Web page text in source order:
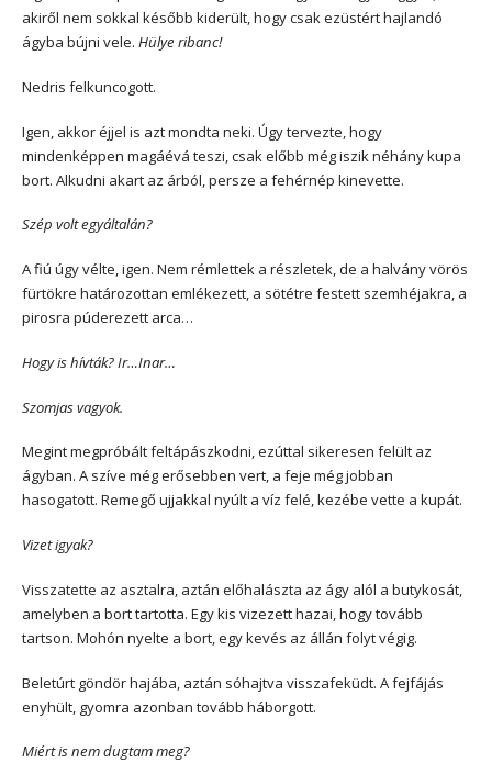
akiről nem sokkal később kiderült, hogy csak ezüstért hajlandó
ágyba bújni vele. Hülye ribanc!
Nedris felkuncogott.
Igen, akkor éjjel is azt mondta neki. Úgy tervezte, hogy
mindenképpen magáévá teszi, csak előbb még iszik néhány kupa
bort. Alkudni akart az árból, persze a fehérnép kinevette.
Szép volt egyáltalán?
A fiú úgy vélte, igen. Nem rémlettek a részletek, de a halvány vörös
fürtökre határozottan emlékezett, a sötétre festett szemhéjakra, a
pirosra púderezett arca…
Hogy is hívták? Ir…Inar…
Szomjas vagyok.
Megint megpróbált feltápászkodni, ezúttal sikeresen felült az
ágyban. A szíve még erősebben vert, a feje még jobban
hasogatott. Remegő ujjakkal nyúlt a víz felé, kezébe vette a kupát.
Vizet igyak?
Visszatette az asztalra, aztán előhalászta az ágy alól a butykosát,
amelyben a bort tartotta. Egy kis vizezett hazai, hogy tovább
tartson. Mohón nyelte a bort, egy kevés az állán folyt végig.
Beletúrt göndör hajába, aztán sóhajtva visszafeküdt. A fejfájás
enyhült, gyomra azonban tovább háborgott.
Miért is nem dugtam meg?